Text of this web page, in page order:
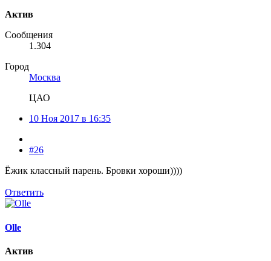
Актив
Сообщения
1.304
Город
Москва
ЦАО
10 Ноя 2017 в 16:35
#26
Ёжик классный парень. Бровки хороши))))
Ответить
Olle
Актив